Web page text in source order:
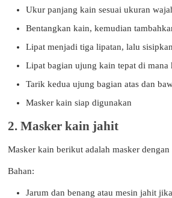
Ukur panjang kain sesuai ukuran
Bentangkan kain, kemudian
Lipat menjadi tiga lipatan, lalu
Lipat bagian ujung kain tepat di mana
Tarik kedua ujung bagian atas dan
Masker kain siap digunakan
2. Masker kain jahit
Masker kain berikut adalah masker
Bahan:
Jarum dan benang atau mesin jahit